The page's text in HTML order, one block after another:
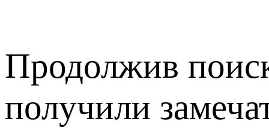
Продолжив
получили